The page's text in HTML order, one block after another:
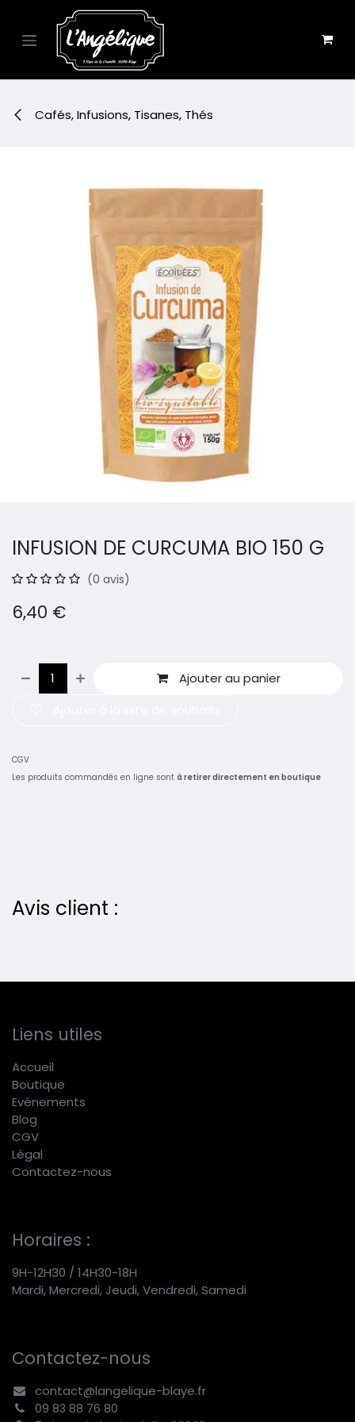
Se rendre au contenu
Cafés, Infusions, Tisanes, Thés
INFUSION DE CURCUMA BIO 150 G
(0 avis)
6,40 €
Ajouter au panier
CGV
Les produits commandés en ligne sont à retirer directement en boutique
Avis client :
Liens utiles
Accueil
Boutique
Evénements
Blog
CGV
Légal
Contactez-nous
Horaires :
9H-12H30 / 14H30-18H
Mardi, Mercredi, Jeudi, Vendredi, Samedi
Contactez-nous
contact@langelique-blaye.fr
09 83 88 76 80